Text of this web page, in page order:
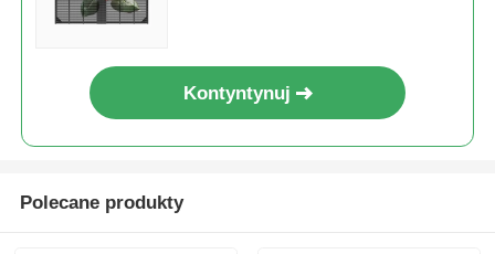
Kontyntynuj
Polecane produkty